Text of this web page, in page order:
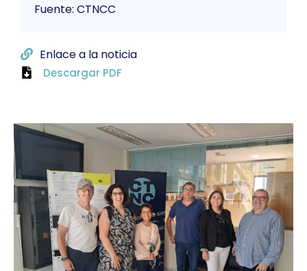
Fuente: CTNCC
Enlace a la noticia
Descargar PDF